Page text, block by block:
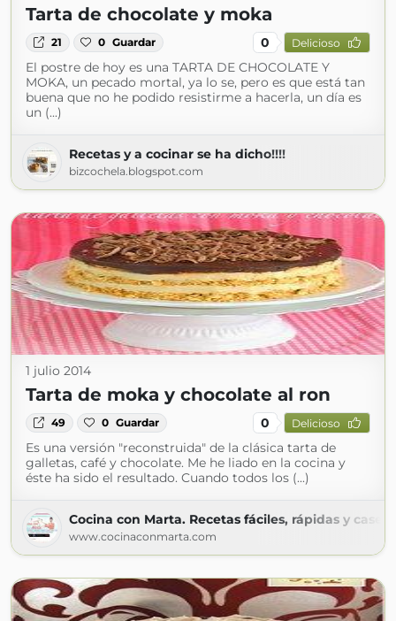
Tarta de chocolate y moka
21 0 Guardar 0 Delicioso
El postre de hoy es una TARTA DE CHOCOLATE Y
MOKA, un pecado mortal, ya lo se, pero es que está tan
buena que no he podido resistirme a hacerla, un día es
un (...)
Recetas y a cocinar se ha dicho!!!!
bizcochela.blogspot.com
1 julio 2014
Tarta de moka y chocolate al ron
49 0 Guardar 0 Delicioso
Es una versión "reconstruida" de la clásica tarta de
galletas, café y chocolate. Me he liado en la cocina y
éste ha sido el resultado. Cuando todos los (...)
Cocina con Marta. Recetas fáciles, rápidas y
www.cocinaconmarta.com